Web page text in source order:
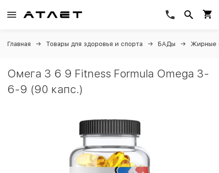
Главная Товары для здоровья и спорта БАДы Жирные
Омега 3 6 9 Fitness Formula Omega 3-
6-9 (90 капс.)